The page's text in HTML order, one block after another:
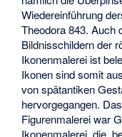
Wiedereinführung
Theodora 843. Auch
Bildnisschildern der
Ikonenmalerei ist
Ikonen sind somit
von spätantiken
hervorgegangen.
Figurenmalerei war
Ikonenmalerei, die,